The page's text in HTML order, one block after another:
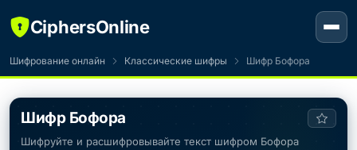
CiphersOnline
Шифрование онлайн Классические шифры Шифр Бофора
Шифр Бофора
Шифруйте и расшифровывайте текст шифром Бофора